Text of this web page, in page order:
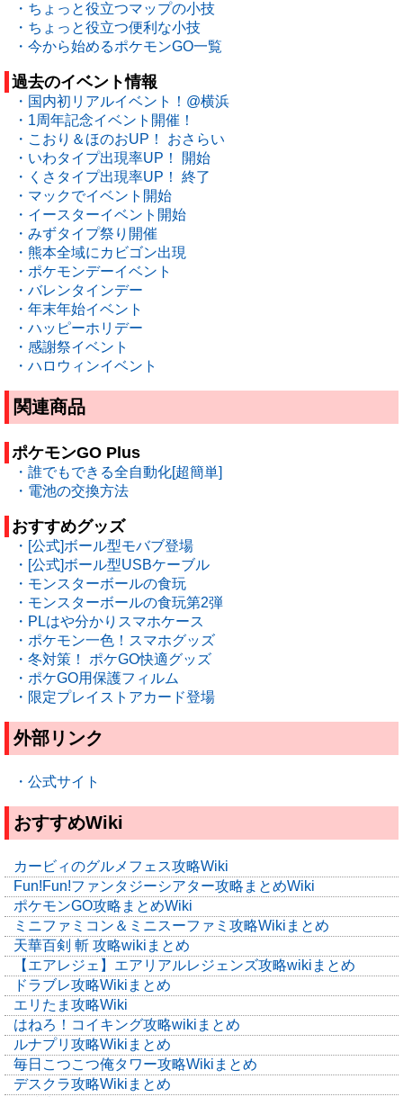
・ちょっと役立つマップの小技
・ちょっと役立つ便利な小技
・今から始めるポケモンGO一覧
過去のイベント情報
・国内初リアルイベント！@横浜
・1周年記念イベント開催！
・こおり＆ほのおUP！ おさらい
・いわタイプ出現率UP！ 開始
・くさタイプ出現率UP！ 終了
・マックでイベント開始
・イースターイベント開始
・みずタイプ祭り開催
・熊本全域にカビゴン出現
・ポケモンデーイベント
・バレンタインデー
・年末年始イベント
・ハッピーホリデー
・感謝祭イベント
・ハロウィンイベント
関連商品
ポケモンGO Plus
・誰でもできる全自動化[超簡単]
・電池の交換方法
おすすめグッズ
・[公式]ボール型モバブ登場
・[公式]ボール型USBケーブル
・モンスターボールの食玩
・モンスターボールの食玩第2弾
・PLはや分かりスマホケース
・ポケモン一色！スマホグッズ
・冬対策！ ポケGO快適グッズ
・ポケGO用保護フィルム
・限定プレイストアカード登場
外部リンク
・公式サイト
おすすめWiki
カービィのグルメフェス攻略Wiki
Fun!Fun!ファンタジーシアター攻略まとめWiki
ポケモンGO攻略まとめWiki
ミニファミコン＆ミニスーファミ攻略Wikiまとめ
天華百剣 斬 攻略wikiまとめ
【エアレジェ】エアリアルレジェンズ攻略wikiまとめ
ドラブレ攻略Wikiまとめ
エリたま攻略Wiki
はねろ！コイキング攻略wikiまとめ
ルナプリ攻略Wikiまとめ
毎日こつこつ俺タワー攻略Wikiまとめ
デスクラ攻略Wikiまとめ